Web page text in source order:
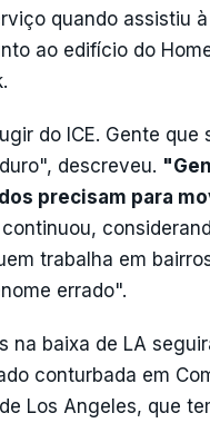
quando assistiu
ao edifício do
do ICE. Gente que
descreveu.
precisam para
trabalha em
errado".
na baixa de LA
conturbada em
Los Angeles, que